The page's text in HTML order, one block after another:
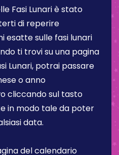
Fasi Lunari è stato
di reperire
esatte sulle fasi lunari
ti trovi su una pagina
Lunari, potrai passare
o anno
cliccando sul tasto
in modo tale da poter
data.
del calendario